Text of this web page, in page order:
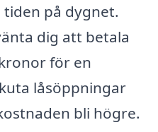
på dygnet.
dig att betala
för en
låsöppningar
bli högre.